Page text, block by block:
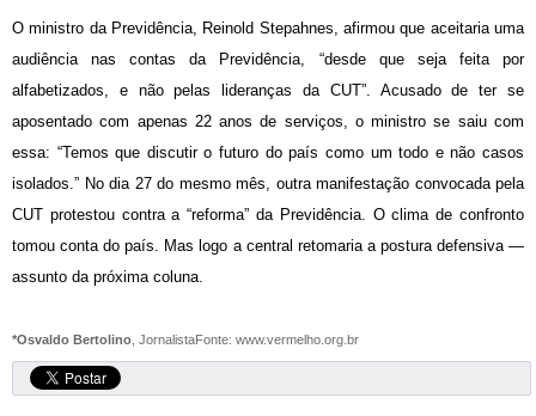
O ministro da Previdência, Reinold Stepahnes, afirmou que aceitaria uma
audiência nas contas da Previdência, “desde que seja feita por
alfabetizados, e não pelas lideranças da CUT”. Acusado de ter se
aposentado com apenas 22 anos de serviços, o ministro se saiu com
essa: “Temos que discutir o futuro do país como um todo e não casos
isolados.” No dia 27 do mesmo mês, outra manifestação convocada pela
CUT protestou contra a “reforma” da Previdência. O clima de confronto
tomou conta do país. Mas logo a central retomaria a postura defensiva —
assunto da próxima coluna.
*Osvaldo Bertolino , JornalistaFonte: www.vermelho.org.br